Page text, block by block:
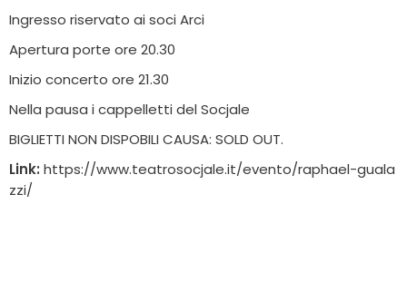
Ingresso riservato ai soci Arci
Apertura porte ore 20.30
Inizio concerto ore 21.30
Nella pausa i cappelletti del Socjale
BIGLIETTI NON DISPOBILI CAUSA: SOLD OUT.
Link: https://www.teatrosocjale.it/evento/raphael-guala
zzi/